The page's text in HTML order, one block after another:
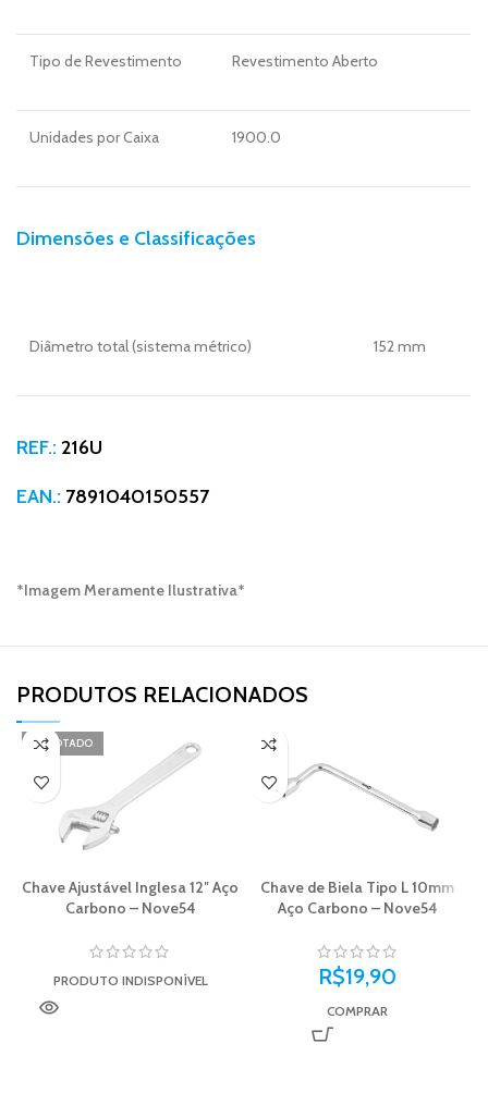
Tipo de Revestimento Revestimento Aberto
Unidades por Caixa 1900.0
Dimensões e Classificações
Diâmetro total (sistema métrico) 152 mm
REF.: 216U
EAN.: 7891040150557
*Imagem Meramente Ilustrativa*
PRODUTOS RELACIONADOS​
ESGOTADO
Chave Ajustável Inglesa 12″ Aço
Carbono – Nove54
PRODUTO INDISPONÍVEL
Chave de Biela Tipo L 10mm
Aço Carbono – Nove54
R$19,90
COMPRAR